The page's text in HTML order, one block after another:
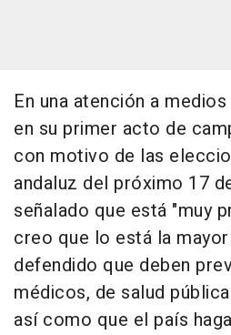
En una atención a
en su primer acto de
con motivo de las
andaluz del próximo 17
señalado que está "muy
creo que lo está la
defendido que deben
médicos, de salud
así como que el país